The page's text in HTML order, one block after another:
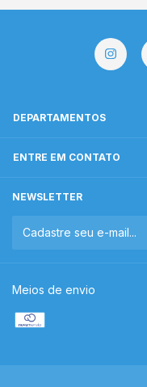
DEPARTAMENTOS
ENTRE EM CONTATO
NEWSLETTER
Meios de envio